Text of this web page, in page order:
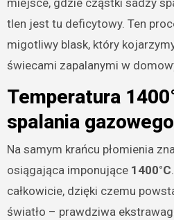
tlen jest tu deficytowy. Ten
migotliwy blask, który
świecami zapalanymi w
Temperatura
spalania gazowego
Na samym krańcu płomienia
osiągająca imponujące 1400°C
całkowicie, dzięki czemu
światło – prawdziwa